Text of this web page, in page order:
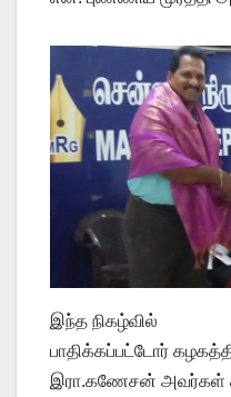
இந்த நிகழ்வில்
பாதிக்கப்பட்டோர்
இரா.கணேசன் அவர்கள்